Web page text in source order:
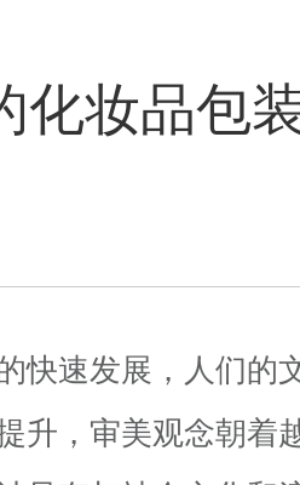
化妆品包
快速发展，人们的
升，审美观念朝着